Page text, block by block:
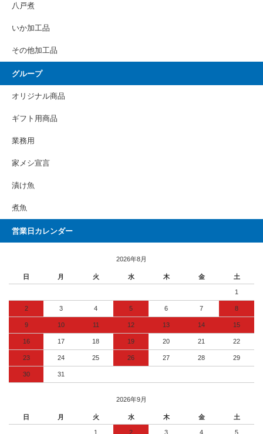
八戸煮
いか加工品
その他加工品
グループ
オリジナル商品
ギフト用商品
業務用
家メシ宣言
漬け魚
煮魚
営業日カレンダー
2026年8月
日 月 火 水 木 金 土
1
2 3 4 5 6 7 8
9 10 11 12 13 14 15
16 17 18 19 20 21 22
23 24 25 26 27 28 29
30 31
2026年9月
日 月 火 水 木 金 土
1 2 3 4 5